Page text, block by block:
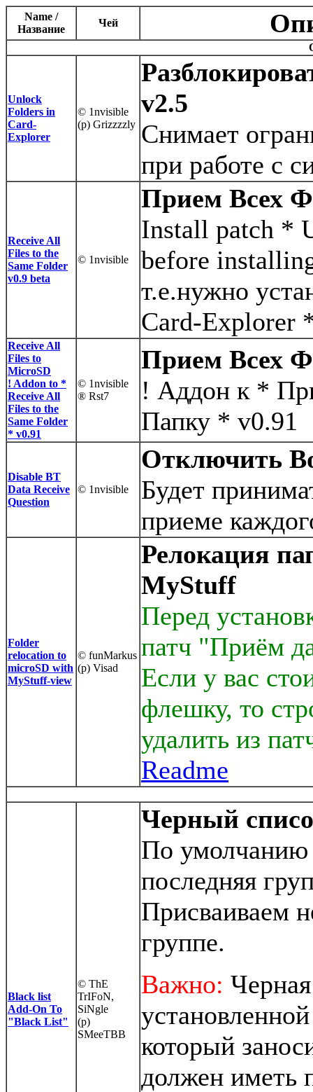
Name /
Название
Чей
Unlock
Folders in
Card-
Explorer
© 1nvisible
(p) Grizzzzly
v2.5
Снимает
при работе с
Receive All
Files to the
Same Folder
v0.9 beta
© 1nvisible
Прием Всех
Install patch *
before
т.е.нужно
Card-Explorer
Receive All
Files to
MicroSD
! Addon to *
Receive All
Files to the
Same Folder
* v0.91
© 1nvisible
® Rst7
Прием Всех
! Аддон к *
Папку * v0.91
Disable BT
Data Receive
Question
© 1nvisible
Отключить
Будет
приеме
Folder
relocation to
microSD with
MyStuff-view
© funMarkus
(p) Visad
Релокация
MyStuff
Перед
патч "Приём
Если у вас
флешку, то
удалить из
Readme
Black list
Add-On To
"Black List"
© ThE
TrIFoN,
SiNgle
(p)
SMeeTBB
Черный
По умолчанию
последняя
Присваиваем
группе.
Важно:
который
должен иметь